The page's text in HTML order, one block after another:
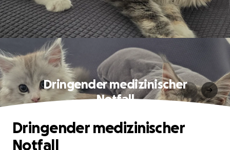
Dringender medizinischer
Notfall
Dringender medizinischer
Notfall